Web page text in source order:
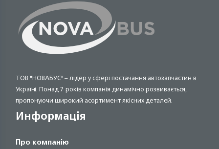
ТОВ "НОВАБУС" – лідер у сфері постачання автозапчастин в
Україні. Понад 7 років компанія динамічно розвивається,
пропонуючи широкий асортимент якісних деталей.
Информація
Про компанію